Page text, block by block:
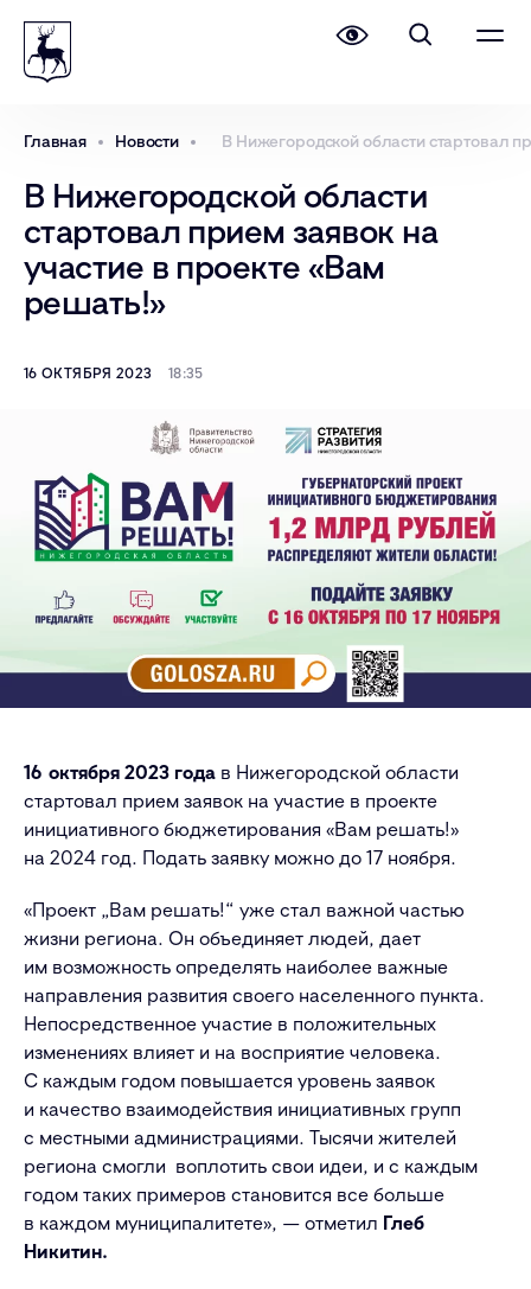
Главная Новости В Нижегородской области стартовал
В Нижегородской области
стартовал прием заявок на
участие в проекте «Вам
решать!»
16 ОКТЯБРЯ 2023 18:35
16 октября 2023 года в Нижегородской области
стартовал прием заявок на участие в проекте
инициативного бюджетирования «Вам решать!»
на 2024 год. Подать заявку можно до 17 ноября.
«Проект „Вам решать!“ уже стал важной частью
жизни региона. Он объединяет людей, дает
им возможность определять наиболее важные
направления развития своего населенного пункта.
Непосредственное участие в положительных
изменениях влияет и на восприятие человека.
С каждым годом повышается уровень заявок
и качество взаимодействия инициативных групп
с местными администрациями. Тысячи жителей
региона смогли воплотить свои идеи, и с каждым
годом таких примеров становится все больше
в каждом муниципалитете», — отметил Глеб
Никитин.